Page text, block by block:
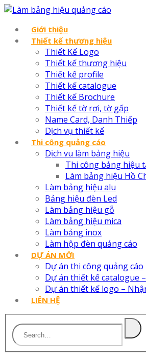
Giới thiệu
Thiết kế thương hiệu
Thiết Kế Logo
Thiết kế thương hiệu
Thiết kế profile
Thiết kế catalogue
Thiết kế Brochure
Thiết kế tờ rơi, tờ gấp
Name Card, Danh Thiếp
Dịch vụ thiết kế
Thi công quảng cáo
Dịch vu làm bảng hiệu
Thi công bảng hiệu
Làm bảng hiệu Hồ
Làm bảng hiệu alu
Bảng hiệu đèn Led
Làm bảng hiệu gỗ
Làm bảng hiệu mica
Làm bảng inox
Làm hộp đèn quảng cáo
DỰ ÁN MỚI
Dự án thi công quảng cáo
Dự án thiết kế catalogue
Dự án thiết kế logo –
LIÊN HỆ